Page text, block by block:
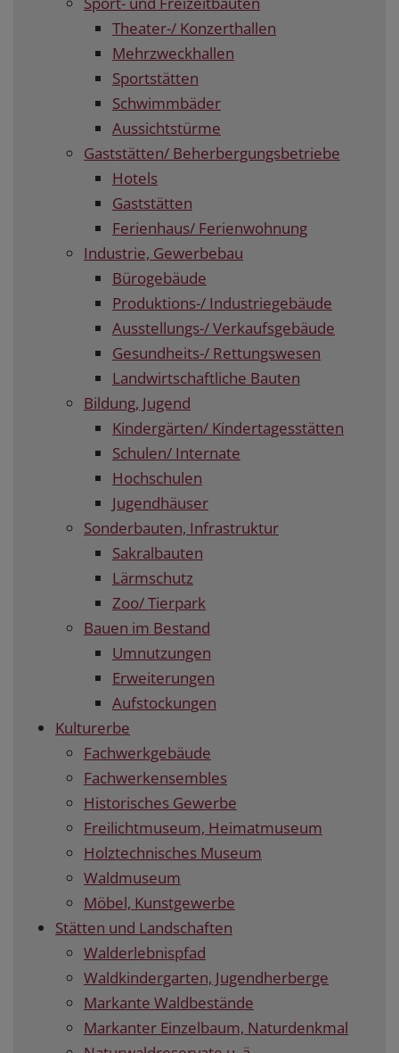
Theater-/ Konzerthallen
Mehrzweckhallen
Sportstätten
Schwimmbäder
Aussichtstürme
Gaststätten/ Beherbergungsbetriebe
Hotels
Gaststätten
Ferienhaus/ Ferienwohnung
Industrie, Gewerbebau
Bürogebäude
Produktions-/ Industriegebäude
Ausstellungs-/ Verkaufsgebäude
Gesundheits-/ Rettungswesen
Landwirtschaftliche Bauten
Bildung, Jugend
Kindergärten/ Kindertagesstätten
Schulen/ Internate
Hochschulen
Jugendhäuser
Sonderbauten, Infrastruktur
Sakralbauten
Lärmschutz
Zoo/ Tierpark
Bauen im Bestand
Umnutzungen
Erweiterungen
Aufstockungen
Kulturerbe
Fachwerkgebäude
Fachwerkensembles
Historisches Gewerbe
Freilichtmuseum, Heimatmuseum
Holztechnisches Museum
Waldmuseum
Möbel, Kunstgewerbe
Stätten und Landschaften
Walderlebnispfad
Waldkindergarten, Jugendherberge
Markante Waldbestände
Markanter Einzelbaum, Naturdenkmal